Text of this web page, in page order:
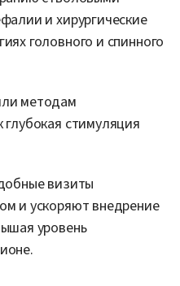
и хирургические
головного и спинного
методам
стимуляция
визиты
и ускоряют внедрение
уровень